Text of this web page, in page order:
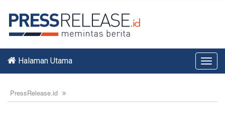
Halaman Utama
PressRelease.id